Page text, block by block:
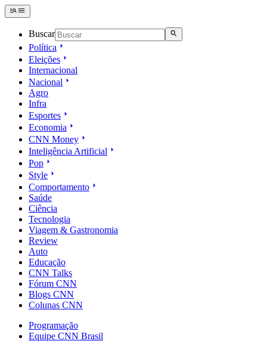
Buscar
Política
Eleições
Internacional
Nacional
Agro
Infra
Esportes
Economia
CNN Money
Inteligência Artificial
Pop
Style
Comportamento
Saúde
Ciência
Tecnologia
Viagem & Gastronomia
Review
Auto
Educação
CNN Talks
Fórum CNN
Blogs CNN
Colunas CNN
Programação
Equipe CNN Brasil